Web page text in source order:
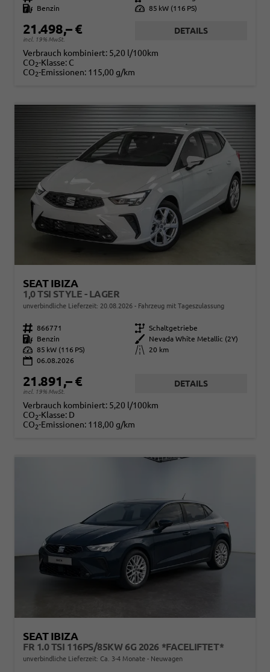
Kraftstoff
Benzin Leistung 85 kW (116 PS)
21.498,– €
incl. 19% MwSt.
DETAILS
Verbrauch kombiniert: 5,20 l/100km
CO2-Klasse: C
CO2-Emissionen: 115,00 g/km
SEAT IBIZA
1,0 TSI STYLE - LAGER
unverbindliche Lieferzeit: 20.08.2026 Fahrzeug mit Tageszulassung
Fahrzeugnr. 866771 Getriebe Schaltgetriebe
Kraftstoff
Benzin Außenfarbe
Nevada White Metallic (2Y)
Leistung 85 kW (116 PS) Kilometerstand
20 km
06.08.2026
21.891,– €
incl. 19% MwSt.
DETAILS
Verbrauch kombiniert: 5,20 l/100km
CO2-Klasse: D
CO2-Emissionen: 118,00 g/km
SEAT IBIZA
FR 1.0 TSI 116PS/85KW 6G 2026 *FACELIFTET*
unverbindliche Lieferzeit: Ca. 3-4 Monate Neuwagen